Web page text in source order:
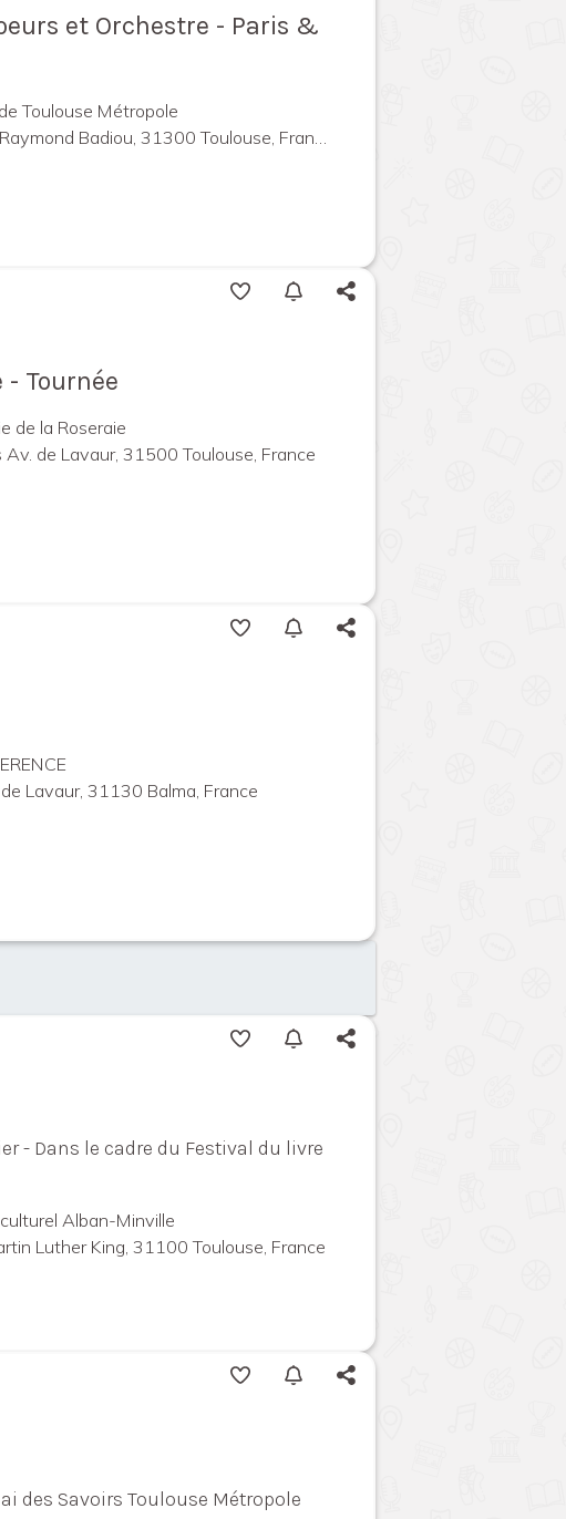
et Orchestre - Paris &
Toulouse Métropole
Badiou, 31300 Toulouse, France
- Tournée
de la Roseraie
Av. de Lavaur, 31500 Toulouse, France
Lavaur, 31130 Balma, France
- Dans le cadre du Festival du livre
Alban-Minville
Luther King, 31100 Toulouse, France
des Savoirs Toulouse Métropole